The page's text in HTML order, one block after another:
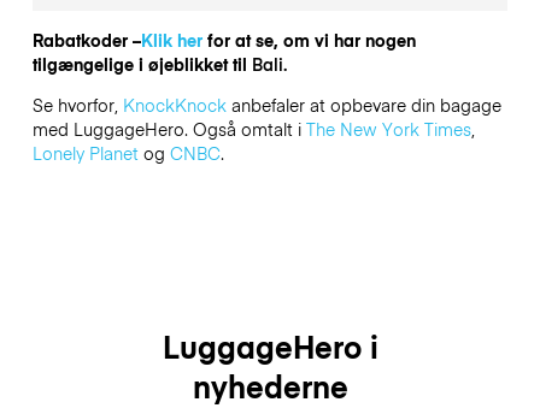
Rabatkoder –Klik herfor at se, om vi har nogen
tilgængelige i øjeblikket til Bali.
Se hvorfor, KnockKnockanbefaler at opbevare din bagage
med LuggageHero. Også omtalt i The New York Times,
Lonely Planetog CNBC.
LuggageHero i
nyhederne